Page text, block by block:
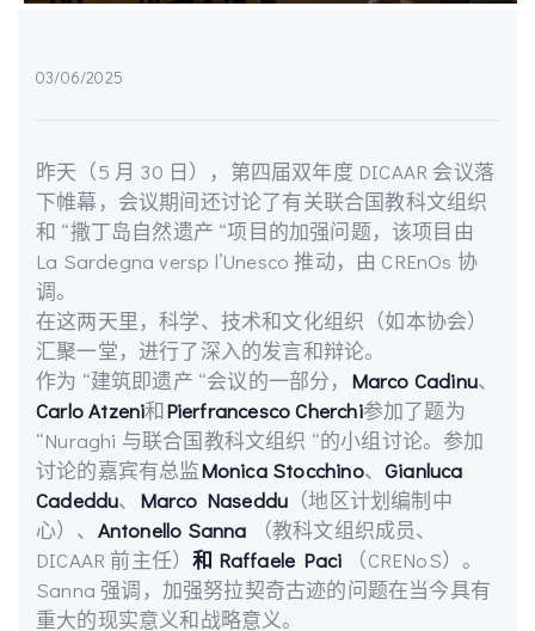
03/06/2025
昨天（5 月 30 日），第四届双年度 DICAAR 会议落
下帷幕，会议期间还讨论了有关联合国教科文组织
和 “撒丁岛自然遗产 “项目的加强问题，该项目由
La Sardegna versp l’Unesco 推动，由 CREnOs 协
调。
在这两天里，科学、技术和文化组织（如本协会）
汇聚一堂，进行了深入的发言和辩论。
作为 “建筑即遗产 “会议的一部分， Marco Cadinu、
Carlo Atzeni和Pierfrancesco Cherchi参加了题为
“Nuraghi 与联合国教科文组织 “的小组讨论。参加
讨论的嘉宾有总监Monica Stocchino、Gianluca
Cadeddu、 Marco Naseddu （地区计划编制中
心）、 Antonello Sanna
（教科文组织成员、
DICAAR 前主任）和 Raffaele Paci
（CRENoS）。
Sanna 强调，加强努拉契奇古迹的问题在当今具有
重大的现实意义和战略意义。